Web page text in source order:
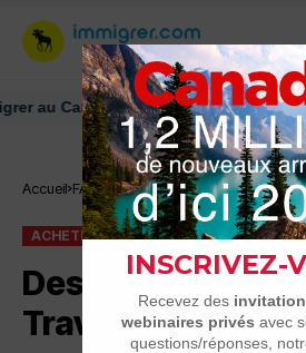
Canada: ressources et conseils
Accueil FAQ
Acheter un billet
d'avion
cargo
ACHETER UN BILLET D'AVION FAQ
Destination
Traversées en